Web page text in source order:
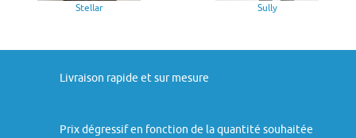
Stellar Sully
Livraison rapide et sur mesure
Prix dégressif en fonction de la quantité souhaitée